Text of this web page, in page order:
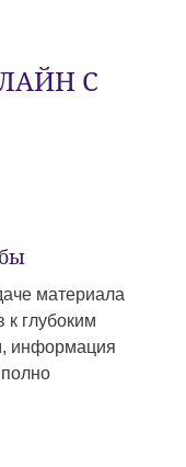
С
материала
к глубоким
информация